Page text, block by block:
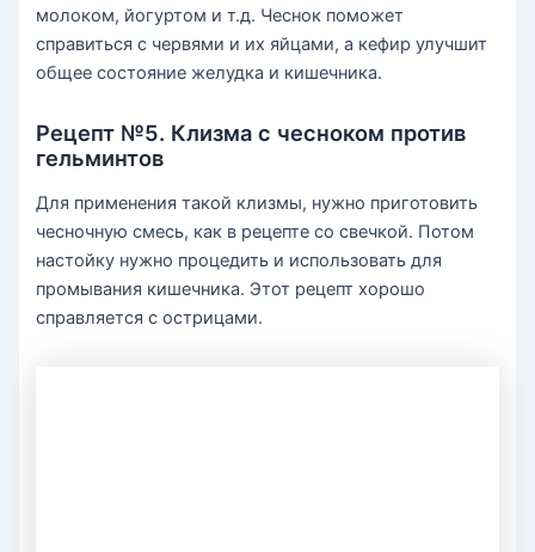
молоком, йогуртом и т.д. Чеснок поможет
справиться с червями и их яйцами, а кефир улучшит
общее состояние желудка и кишечника.
Рецепт №5. Клизма с чесноком против
гельминтов
Для применения такой клизмы, нужно приготовить
чесночную смесь, как в рецепте со свечкой. Потом
настойку нужно процедить и использовать для
промывания кишечника. Этот рецепт хорошо
справляется с острицами.